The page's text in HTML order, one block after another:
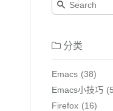
分类
Emacs
38
Emacs小技巧
Firefox
16